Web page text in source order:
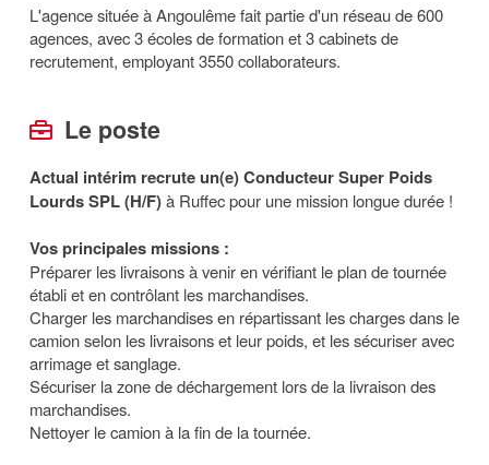
L'agence située à Angoulême fait partie d'un réseau de 600
agences, avec 3 écoles de formation et 3 cabinets de
recrutement, employant 3550 collaborateurs.
Le poste
Actual intérim recrute un(e)Conducteur Super Poids
Lourds SPL (H/F)à Ruffec pour une mission longue durée !
Vos principales missions :
Préparer les livraisons à venir en vérifiant le plan de tournée
établi et en contrôlant les marchandises.
Charger les marchandises en répartissant les charges dans le
camion selon les livraisons et leur poids, et les sécuriser avec
arrimage et sanglage.
Sécuriser la zone de déchargement lors de la livraison des
marchandises.
Nettoyer le camion à la fin de la tournée.